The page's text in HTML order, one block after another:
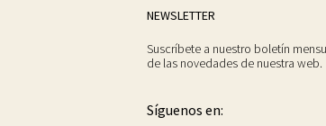
NEWSLETTER
Suscríbete a nuestro boletín
de las novedades de nuestra web.
Síguenos en: